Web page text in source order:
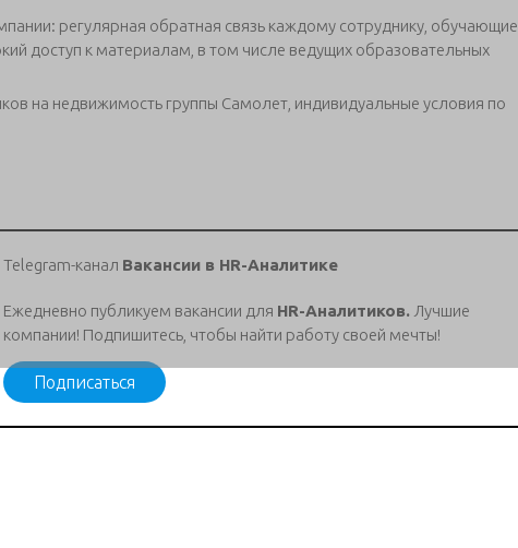
регулярная обратная связь каждому сотруднику, обучающие
доступ к материалам, в том числе ведущих образовательных
на недвижимость группы Самолет, индивидуальные условия по
Telegram-канал Вакансии в HR-Аналитике
Ежедневно публикуем вакансии для HR-Аналитиков. Лучшие
компании! Подпишитесь, чтобы найти работу своей мечты!
Подписаться